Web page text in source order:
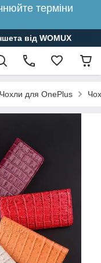
терміни
від WOMUX
Чохли для OnePlus